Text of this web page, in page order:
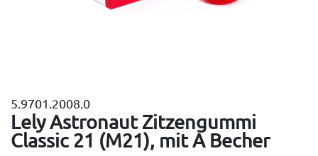
5.9701.2008.0
Lely Astronaut Zitzengummi
Classic 21 (M21), mit A Becher